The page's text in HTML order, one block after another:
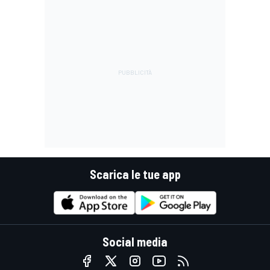
Scarica le tue app
Social media